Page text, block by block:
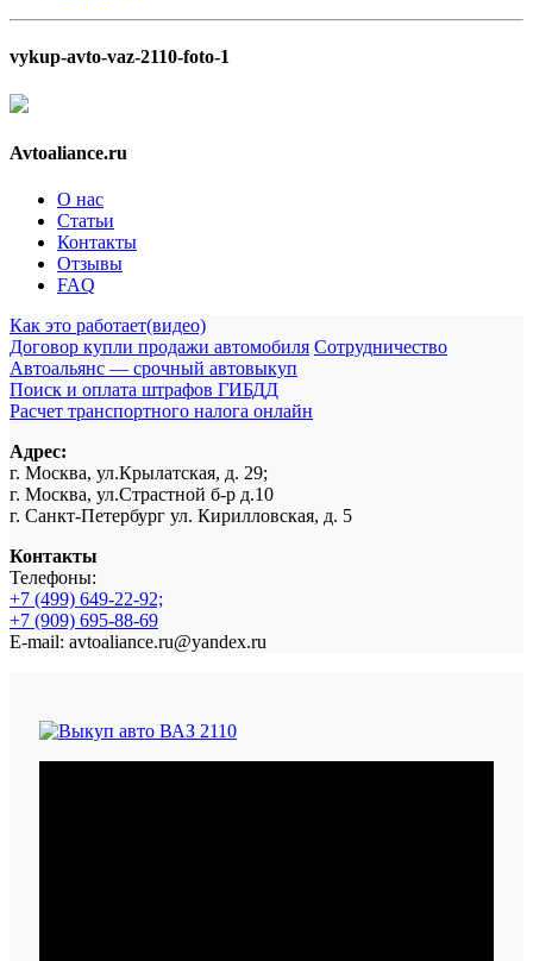
vykup-avto-vaz-2110-foto-1
Avtoaliance.ru
О нас
Статьи
Контакты
Отзывы
FAQ
Как это работает(видео)
Договор купли продажи автомобиля Сотрудничество
Автоальянс — срочный автовыкуп
Поиск и оплата штрафов ГИБДД
Расчет транспортного налога онлайн
Адрес:
г. Москва, ул.Крылатская, д. 29;
г. Москва, ул.Страстной б-р д.10
г. Санкт-Петербург ул. Кирилловская, д. 5
Контакты
Телефоны:
+7 (499) 649-22-92;
+7 (909) 695-88-69
E-mail: avtoaliance.ru@yandex.ru